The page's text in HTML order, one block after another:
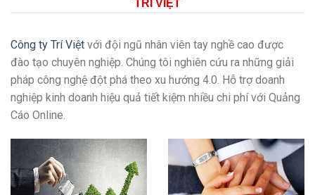
TRÍ VIỆT
Công ty Trí Việt với đội ngũ nhân viên tay nghề cao được
đào tạo chuyên nghiệp. Chúng tôi nghiên cứu ra những giải
pháp công nghệ đột phá theo xu hướng 4.0. Hỗ trợ doanh
nghiệp kinh doanh hiệu quả tiết kiệm nhiều chi phí với Quảng
Cáo Online.